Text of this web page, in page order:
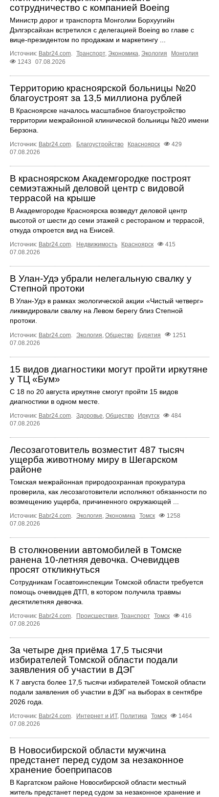
сотрудничество с компанией Boeing
Министр дорог и транспорта Монголии Борхуугийн
Дэлгэрсайхан встретился с делегацией Boeing во главе с
вице-президентом по продажам и маркетингу ...
Источник: Babr24.com. Транспорт, Экономика, Экология
Монголия
1243
07.08.2026
Территорию красноярской больницы №20
благоустроят за 13,5 миллиона рублей
В Красноярске началось масштабное благоустройство
территории межрайонной клинической больницы №20 имени
Берзона.
Источник: Babr24.com. Благоустройство Красноярск
429
07.08.2026
В красноярском Академгородке построят
семиэтажный деловой центр с видовой
террасой на крыше
В Академгородке Красноярска возведут деловой центр
высотой от шести до семи этажей с рестораном и террасой,
откуда откроется вид на Енисей.
Источник: Babr24.com. Недвижимость Красноярск
415
07.08.2026
В Улан-Удэ убрали нелегальную свалку у
Степной протоки
В Улан-Удэ в рамках экологической акции «Чистый четверг»
ликвидировали свалку на Левом берегу близ Степной
протоки.
Источник: Babr24.com Экология Общество Бурятия
1251
07.08.2026
15 видов диагностики могут пройти иркутяне
у ТЦ «Бум»
С 18 по 20 августа иркутяне смогут пройти 15 видов
диагностики в одном месте.
Источник: Babr24.com Здоровье Общество Иркутск
484
07.08.2026
Лесозаготовитель возместит 487 тысяч
ущерба животному миру в Шегарском
районе
Томская межрайонная природоохранная прокуратура
проверила, как лесозаготовители исполняют обязанности по
возмещению ущерба, причиненного окружающей ...
Источник: Babr24.com Экология Экономика Томск
1258
07.08.2026
В столкновении автомобилей в Томске
ранена 10-летняя девочка. Очевидцев
просят откликнуться
Сотрудникам Госавтоинспекции Томской области требуется
помощь очевидцев ДТП, в котором получила травмы
десятилетняя девочка.
Источник: Babr24.com. Происшествия, Транспорт Томск
416
07.08.2026
За четыре дня приёма 17,5 тысячи
избирателей Томской области подали
заявления об участии в ДЭГ
К 7 августа более 17,5 тысячи избирателей Томской области
подали заявления об участии в ДЭГ на выборах в сентябре
2026 года.
Источник: Babr24.com. Интернет и ИТ, Политика Томск
1464
07.08.2026
В Новосибирской области мужчина
предстанет перед судом за незаконное
хранение боеприпасов
В Каргатском районе Новосибирской области местный
житель предстанет перед судом за незаконное хранение и